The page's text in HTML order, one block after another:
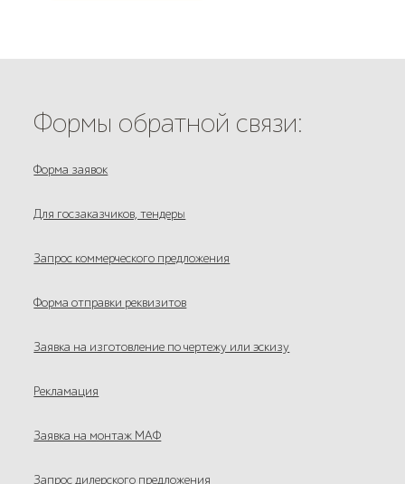
Формы обратной связи:
Форма заявок
Для госзаказчиков, тендеры
Запрос коммерческого предложения
Форма отправки реквизитов
Заявка на изготовление по чертежу или эскизу
Рекламация
Заявка на монтаж МАФ
Запрос дилерского предложения